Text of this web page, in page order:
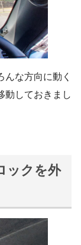
な方向に動く
動しておきまし
ックを外